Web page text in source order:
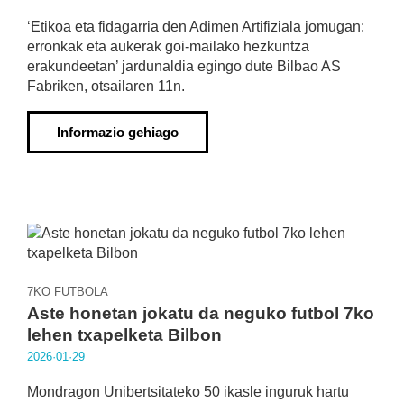
‘Etikoa eta fidagarria den Adimen Artifiziala jomugan:
erronkak eta aukerak goi-mailako hezkuntza
erakundeetan’ jardunaldia egingo dute Bilbao AS
Fabriken, otsailaren 11n.
Informazio gehiago
7KO FUTBOLA
Aste honetan jokatu da neguko futbol 7ko
lehen txapelketa Bilbon
2026·01·29
Mondragon Unibertsitateko 50 ikasle inguruk hartu